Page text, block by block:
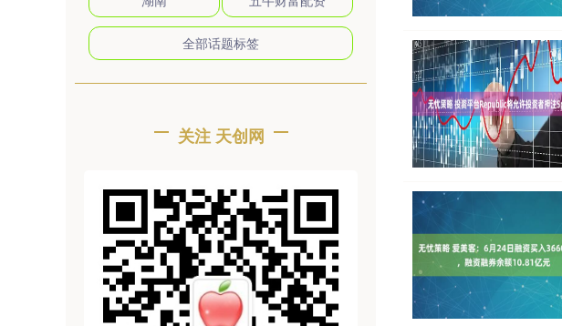
全部话题标签
关注 天创网